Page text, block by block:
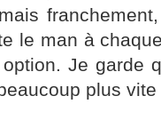
le man à
Je garde
plus